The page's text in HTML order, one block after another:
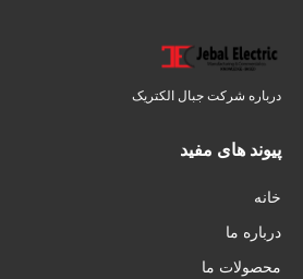
درباره شرکت جبال الکتریک
پیوند های مفید
خانه
درباره ما
محصولات ما